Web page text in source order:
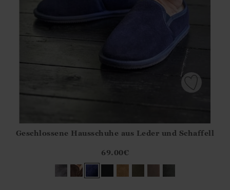
?? ""
Ja Nein
Geschlossene Hausschuhe aus Leder und Schaffell
69.00€